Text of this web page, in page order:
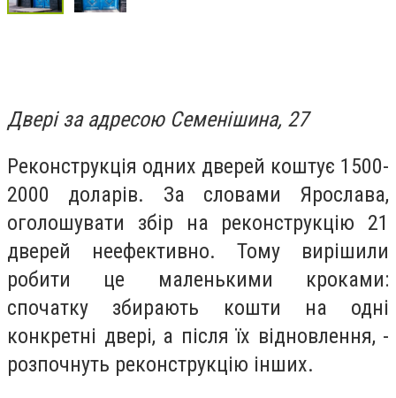
Двері за адресою Семенішина, 27
Реконструкція одних дверей коштує 1500-
2000 доларів. За словами Ярослава,
оголошувати збір на реконструкцію 21
дверей неефективно. Тому вирішили
робити це маленькими кроками:
спочатку збирають кошти на одні
конкретні двері, а після їх відновлення, -
розпочнуть реконструкцію інших.